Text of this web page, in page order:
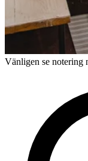
Vänligen se notering